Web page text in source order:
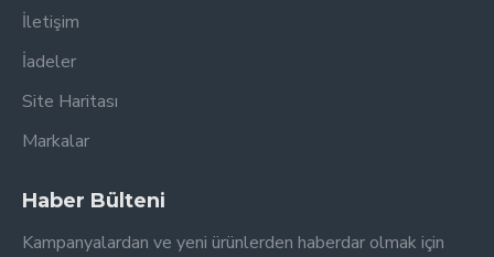
İletişim
İadeler
Site Haritası
Markalar
Haber Bülteni
Kampanyalardan ve yeni ürünlerden haberdar olmak için